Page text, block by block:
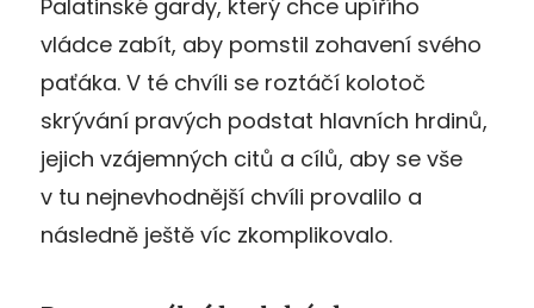
Palatinské gardy, který chce upířího
vládce zabít, aby pomstil zohavení svého
paťáka. V té chvíli se roztáčí kolotoč
skrývání pravých podstat hlavních hrdinů,
jejich vzájemných citů a cílů, aby se vše
v tu nejnevhodnější chvíli provalilo a
následně ještě víc zkomplikovalo.